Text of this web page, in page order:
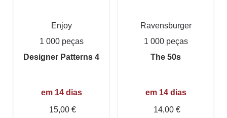
Enjoy
1 000 peças
Designer Patterns 4
em 14 dias
15,00 €
Ravensburger
1 000 peças
The 50s
em 14 dias
14,00 €